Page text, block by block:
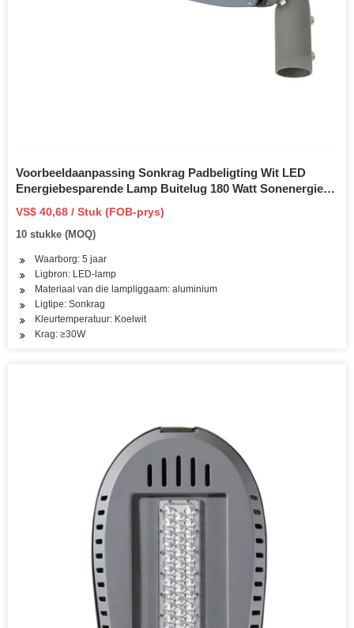
Voorbeeldaanpassing Sonkrag Padbeligting Wit LED
Energiebesparende Lamp Buitelug 180 Watt Sonenergie
LED Ligte Alles in Een LED Son Straatlig
VS$ 40,68 / Stuk (FOB-prys)
10 stukke (MOQ)
Waarborg: 5 jaar
Ligbron: LED-lamp
Materiaal van die lampliggaam: aluminium
Ligtipe: Sonkrag
Kleurtemperatuur: Koelwit
Krag: ≥30W